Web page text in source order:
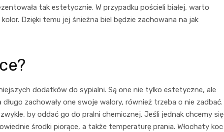
tak estetycznie. W przypadku pościeli białej, warto
Dzięki temu jej śnieżna biel będzie zachowana na jak
dodatków do sypialni. Są one nie tylko estetyczne, ale
zachowały one swoje walory, również trzeba o nie zadbać.
by oddać go do pralni chemicznej. Jeśli jednak chcemy się
środki piorące, a także temperaturę prania. Włochaty koc